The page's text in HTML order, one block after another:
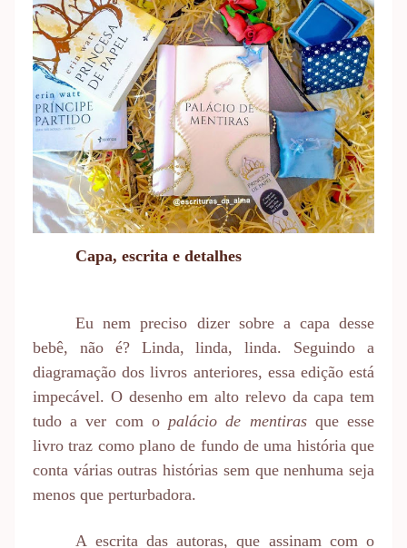
Capa, escrita e detalhes
Eu nem preciso dizer sobre a capa desse
bebê, não é? Linda, linda, linda. Seguindo a
diagramação dos livros anteriores, essa edição está
impecável. O desenho em alto relevo da capa tem
tudo a ver com opalácio de mentirasque esse
livro traz como plano de fundo de uma história que
conta várias outras histórias sem que nenhuma seja
menos que perturbadora.
A escrita das autoras, que assinam com o